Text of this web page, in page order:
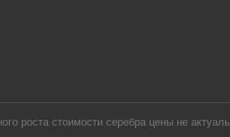
стоимости серебра цены не